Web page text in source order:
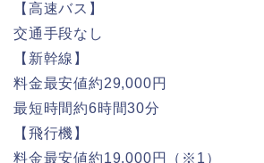
【高速バス】
交通手段なし
【新幹線】
料金最安値約29,000円
最短時間約6時間30分
【飛行機】
料金最安値約19,000円（※1）